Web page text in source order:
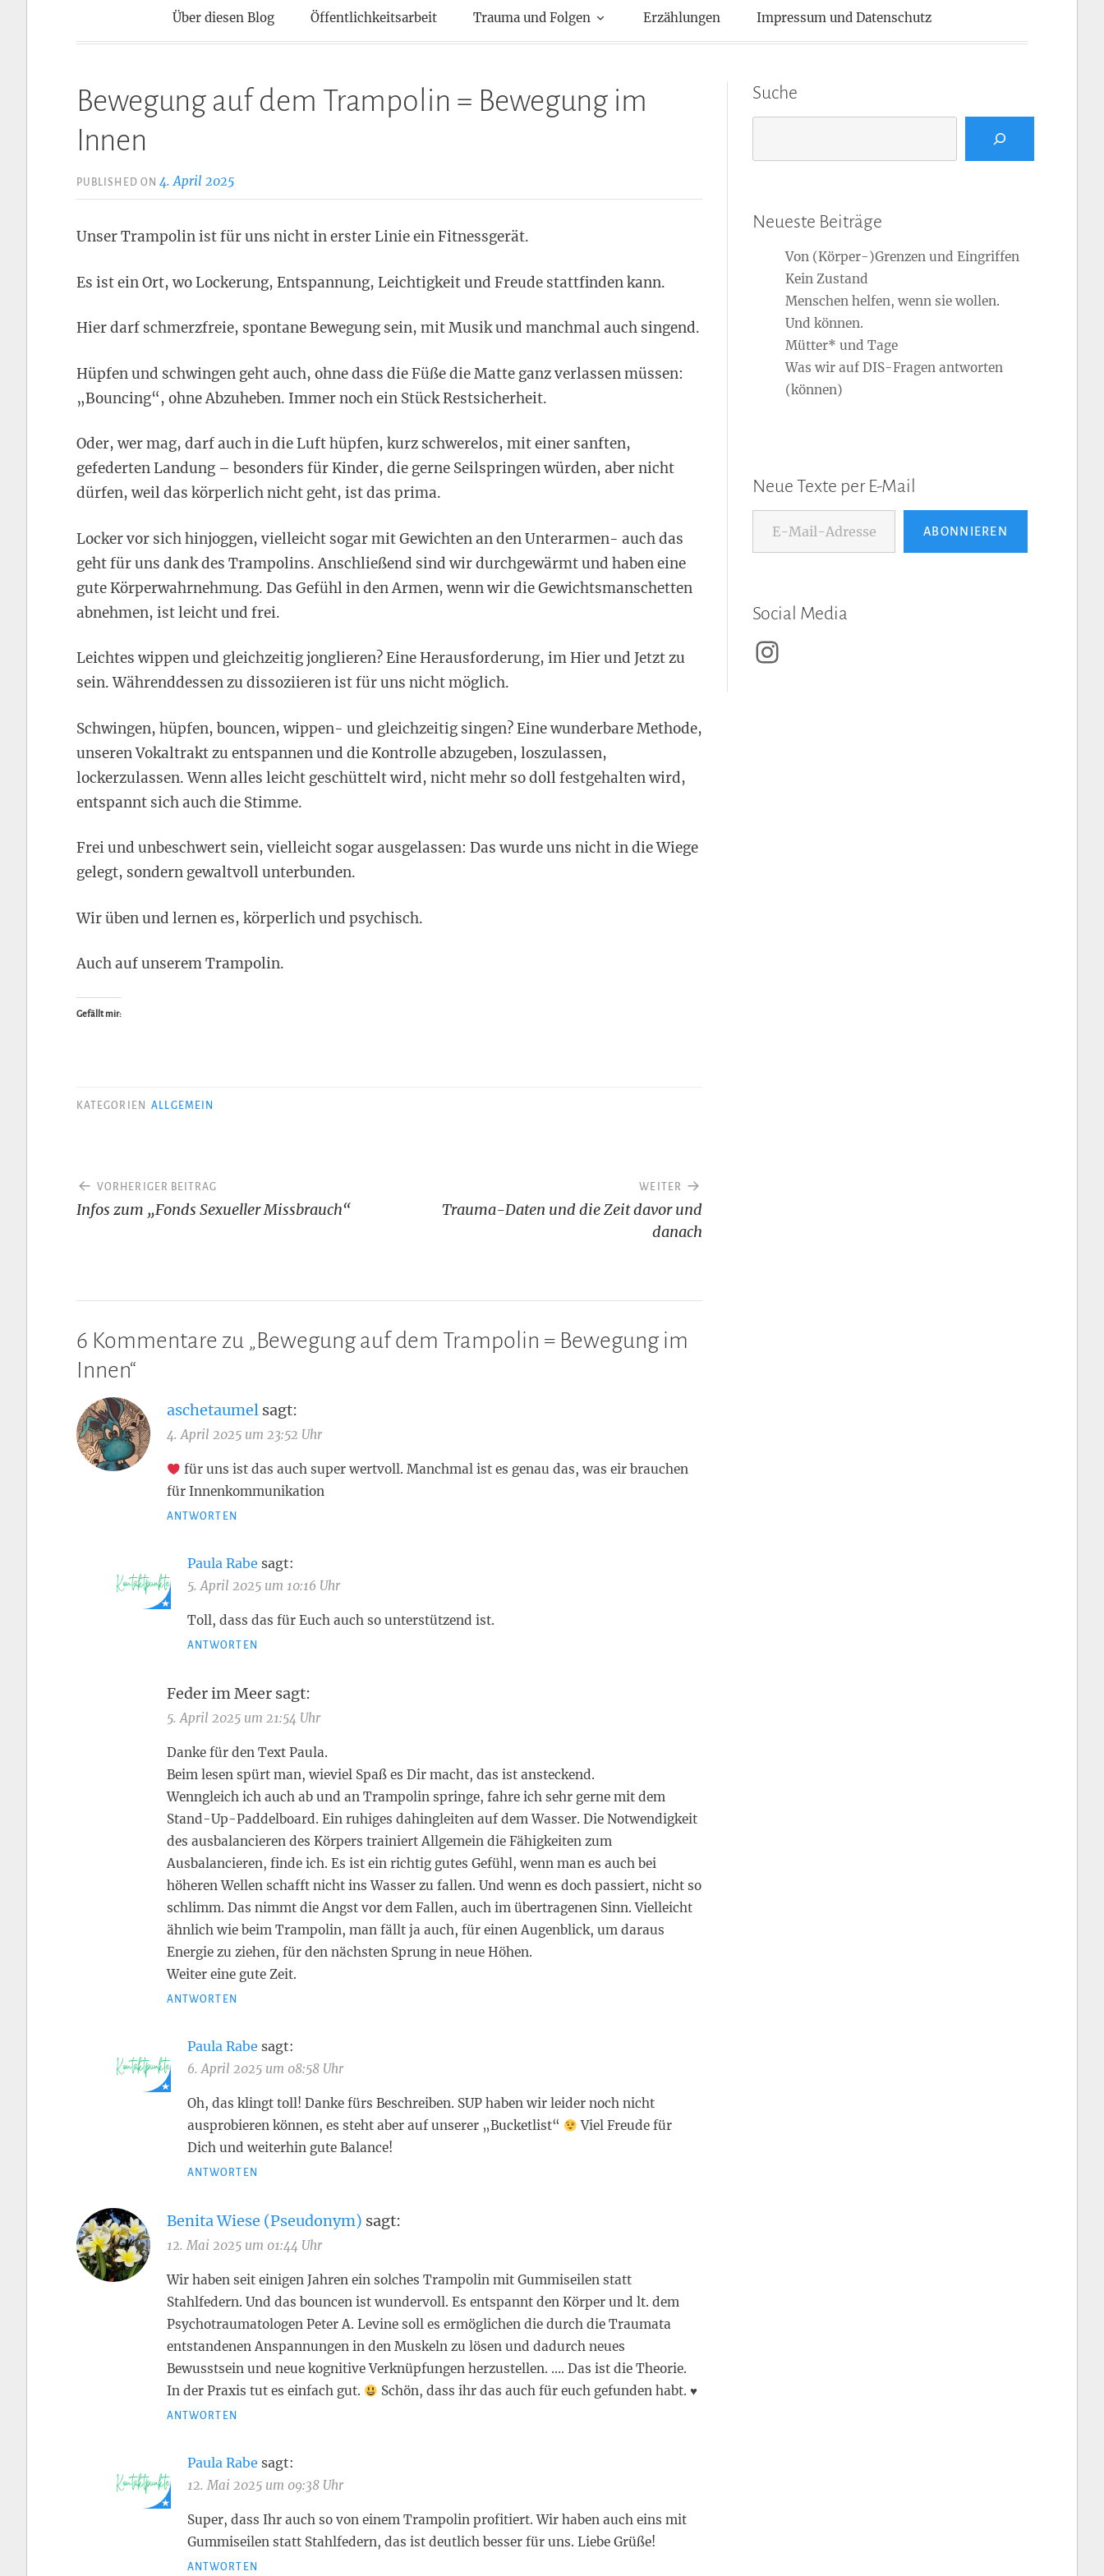
Kontaktpunkte
Über diesen Blog Öffentlichkeitsarbeit Trauma und Folgen Erzählungen Impressum und Datenschutz
Bewegung auf dem Trampolin = Bewegung im
Innen
PUBLISHED ON4. April 2025
Unser Trampolin ist für uns nicht in erster Linie ein Fitnessgerät.
Es ist ein Ort, wo Lockerung, Entspannung, Leichtigkeit und Freude stattfinden kann.
Hier darf schmerzfreie, spontane Bewegung sein, mit Musik und manchmal auch singend.
Hüpfen und schwingen geht auch, ohne dass die Füße die Matte ganz verlassen müssen:
„Bouncing“, ohne Abzuheben. Immer noch ein Stück Restsicherheit.
Oder, wer mag, darf auch in die Luft hüpfen, kurz schwerelos, mit einer sanften,
gefederten Landung – besonders für Kinder, die gerne Seilspringen würden, aber nicht
dürfen, weil das körperlich nicht geht, ist das prima.
Locker vor sich hinjoggen, vielleicht sogar mit Gewichten an den Unterarmen- auch das
geht für uns dank des Trampolins. Anschließend sind wir durchgewärmt und haben eine
gute Körperwahrnehmung. Das Gefühl in den Armen, wenn wir die Gewichtsmanschetten
abnehmen, ist leicht und frei.
Leichtes wippen und gleichzeitig jonglieren? Eine Herausforderung, im Hier und Jetzt zu
sein. Währenddessen zu dissoziieren ist für uns nicht möglich.
Schwingen, hüpfen, bouncen, wippen- und gleichzeitig singen? Eine wunderbare Methode,
unseren Vokaltrakt zu entspannen und die Kontrolle abzugeben, loszulassen,
lockerzulassen. Wenn alles leicht geschüttelt wird, nicht mehr so doll festgehalten wird,
entspannt sich auch die Stimme.
Frei und unbeschwert sein, vielleicht sogar ausgelassen: Das wurde uns nicht in die Wiege
gelegt, sondern gewaltvoll unterbunden.
Wir üben und lernen es, körperlich und psychisch.
Auch auf unserem Trampolin.
Gefällt mir:
KATEGORIEN ALLGEMEIN
Beitragsnavigation
VORHERIGER BEITRAG
Infos zum „Fonds Sexueller Missbrauch“
WEITER
Trauma-Daten und die Zeit davor und
danach
6 Kommentare zu „Bewegung auf dem Trampolin = Bewegung im
Innen“
aschetaumel sagt:
4. April 2025 um 23:52 Uhr
für uns ist das auch super wertvoll. Manchmal ist es genau das, was eir brauchen
für Innenkommunikation
ANTWORTEN
Paula Rabe sagt:
5. April 2025 um 10:16 Uhr
Toll, dass das für Euch auch so unterstützend ist.
ANTWORTEN
Feder im Meer sagt:
5. April 2025 um 21:54 Uhr
Danke für den Text Paula.
Beim lesen spürt man, wieviel Spaß es Dir macht, das ist ansteckend.
Wenngleich ich auch ab und an Trampolin springe, fahre ich sehr gerne mit dem
Stand-Up-Paddelboard. Ein ruhiges dahingleiten auf dem Wasser. Die Notwendigkeit
des ausbalancieren des Körpers trainiert Allgemein die Fähigkeiten zum
Ausbalancieren, finde ich. Es ist ein richtig gutes Gefühl, wenn man es auch bei
höheren Wellen schafft nicht ins Wasser zu fallen. Und wenn es doch passiert, nicht so
schlimm. Das nimmt die Angst vor dem Fallen, auch im übertragenen Sinn. Vielleicht
ähnlich wie beim Trampolin, man fällt ja auch, für einen Augenblick, um daraus
Energie zu ziehen, für den nächsten Sprung in neue Höhen.
Weiter eine gute Zeit.
ANTWORTEN
Paula Rabe sagt:
6. April 2025 um 08:58 Uhr
Oh, das klingt toll! Danke fürs Beschreiben. SUP haben wir leider noch nicht
ausprobieren können, es steht aber auf unserer „Bucketlist“
Viel Freude für
Dich und weiterhin gute Balance!
ANTWORTEN
Benita Wiese (Pseudonym) sagt:
12. Mai 2025 um 01:44 Uhr
Wir haben seit einigen Jahren ein solches Trampolin mit Gummiseilen statt
Stahlfedern. Und das bouncen ist wundervoll. Es entspannt den Körper und lt. dem
Psychotraumatologen Peter A. Levine soll es ermöglichen die durch die Traumata
entstandenen Anspannungen in den Muskeln zu lösen und dadurch neues
Bewusstsein und neue kognitive Verknüpfungen herzustellen. …. Das ist die Theorie.
In der Praxis tut es einfach gut.
Schön, dass ihr das auch für euch gefunden habt.♥️
ANTWORTEN
Paula Rabe sagt:
12. Mai 2025 um 09:38 Uhr
Super, dass Ihr auch so von einem Trampolin profitiert. Wir haben auch eins mit
Gummiseilen statt Stahlfedern, das ist deutlich besser für uns. Liebe Grüße!
ANTWORTEN
Suche
Neueste Beiträge
Von (Körper-)Grenzen und Eingriffen
Kein Zustand
Menschen helfen, wenn sie wollen.
Und können.
Mütter* und Tage
Was wir auf DIS-Fragen antworten
(können)
Neue Texte per E-Mail
E-Mail-Adresse...
ABONNIEREN
Social Media
Instagram